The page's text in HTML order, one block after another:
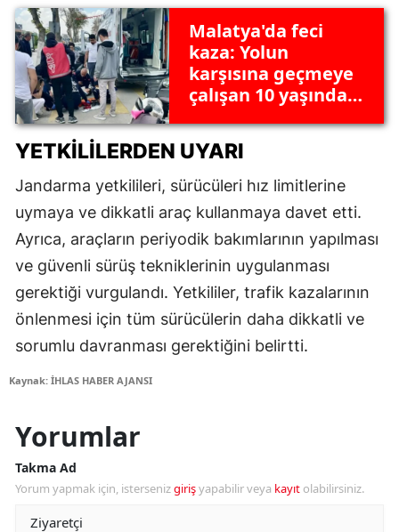
Malatya'da feci
kaza: Yolun
karşısına geçmeye
çalışan 10 yaşındaki
çarptı
YETKILILERDEN UYARI
Jandarma yetkilileri, sürücüleri hız limitlerine
uymaya ve dikkatli araç kullanmaya davet etti.
Ayrıca, araçların periyodik bakımlarının yapılması
ve güvenli sürüş tekniklerinin uygulanması
gerektiği vurgulandı. Yetkililer, trafik kazalarının
önlenmesi için tüm sürücülerin daha dikkatli ve
sorumlu davranması gerektiğini belirtti.
Kaynak: İHLAS HABER AJANSI
Yorumlar
Takma Ad
Yorum yapmak için, istersenizgirişyapabilir veya kayıt olabilirsiniz.